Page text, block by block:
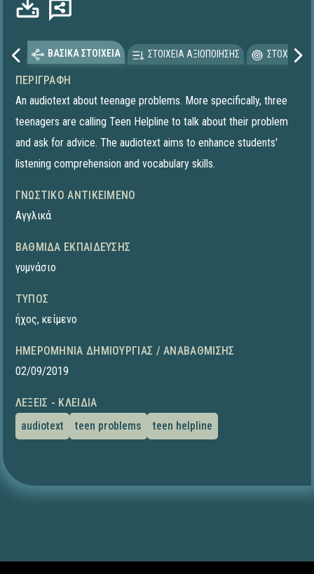
ΒΑΣΙΚΑ ΣΤΟΙΧΕΙΑ ΣΤΟΙΧΕΙΑ ΑΞΙΟΠΟΙΗΣΗΣ
ΠΕΡΙΓΡΑΦΉ
An audiotext about teenage problems. More specifically, three
teenagers are calling Teen Helpline to talk about their problem
and ask for advice. The audiotext aims to enhance students'
listening comprehension and vocabulary skills.
ΓΝΩΣΤΙΚΌ ΑΝΤΙΚΕΊΜΕΝΟ
Αγγλικά
ΒΑΘΜΊΔΑ ΕΚΠΑΊΔΕΥΣΗΣ
γυμνάσιο
ΤΎΠΟΣ
ήχος, κείμενο
ΗΜΕΡΟΜΗΝΊΑ ΔΗΜΙΟΥΡΓΊΑΣ / ΑΝΑΒΆΘΜΙΣΗΣ
02/09/2019
ΛΈΞΕΙΣ - ΚΛΕΙΔΙΆ
audiotext
teen problems teen helpline